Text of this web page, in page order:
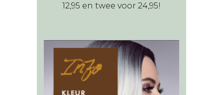
12,95 en twee voor 24,95!